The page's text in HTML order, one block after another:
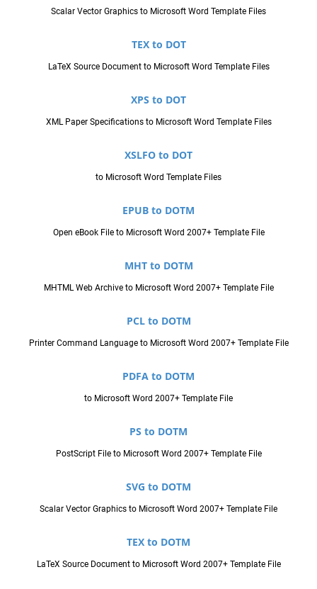
Scalar Vector Graphics to Microsoft Word Template Files
TEX to DOT
LaTeX Source Document to Microsoft Word Template Files
XPS to DOT
XML Paper Specifications to Microsoft Word Template Files
XSLFO to DOT
to Microsoft Word Template Files
EPUB to DOTM
Open eBook File to Microsoft Word 2007+ Template File
MHT to DOTM
MHTML Web Archive to Microsoft Word 2007+ Template File
PCL to DOTM
Printer Command Language to Microsoft Word 2007+ Template File
PDFA to DOTM
to Microsoft Word 2007+ Template File
PS to DOTM
PostScript File to Microsoft Word 2007+ Template File
SVG to DOTM
Scalar Vector Graphics to Microsoft Word 2007+ Template File
TEX to DOTM
LaTeX Source Document to Microsoft Word 2007+ Template File